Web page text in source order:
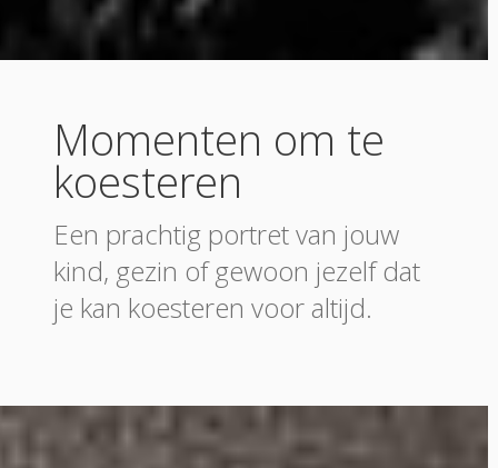
Momenten om te
koesteren
Een prachtig portret van jouw
kind, gezin of gewoon jezelf dat
je kan koesteren voor altijd.